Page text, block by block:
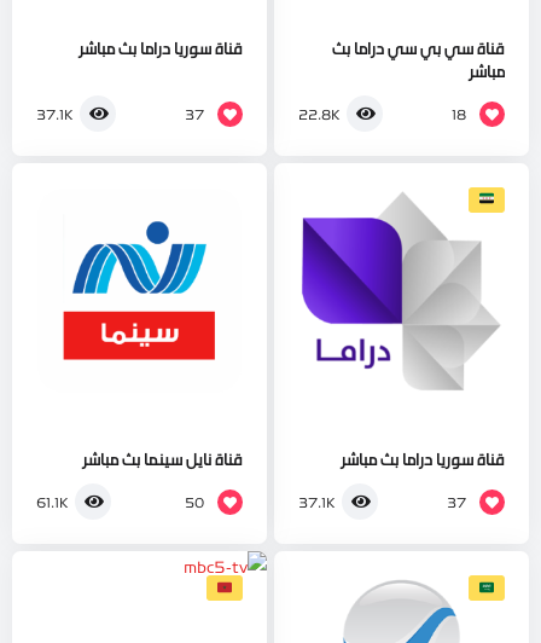
قناة سي بي سي دراما بث
مباشر
18
22.8K
قناة سوريا دراما بث مباشر
37
37.1K
قناة سوريا دراما بث مباشر
37
37.1K
قناة نايل سينما بث مباشر
50
61.1K